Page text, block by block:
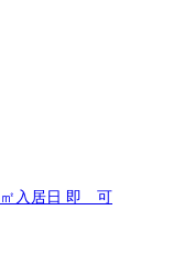
㎡ 入居日 即 可